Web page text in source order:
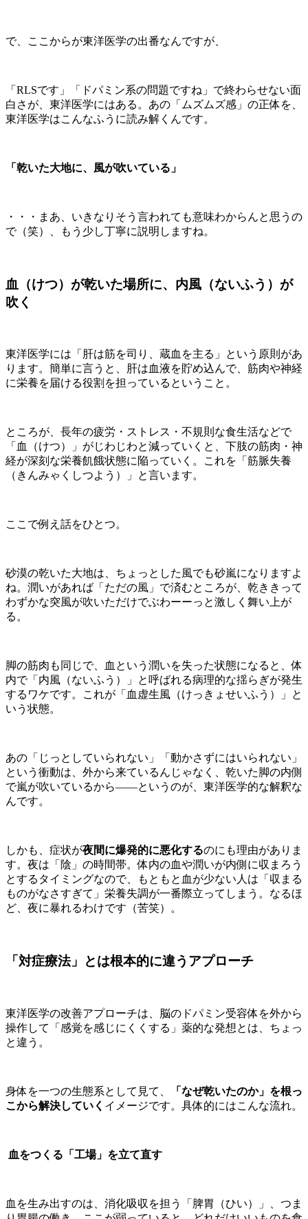
で、ここからが東洋医学の出番なんですが、
「RLSです」「ドパミン系の問題ですね」で終わらせない面
白さが、東洋医学にはある。あの「ムズムズ感」の正体を、
東洋医学はこんなふうに読み解くんです。
「乾いた大地に、風が吹いている」
・・・まあ、いきなりそう言われても意味わからんと思うの
で（笑）、もう少し丁寧に説明しますね。
血（けつ）が乾いた場所に、内風（ないふう）が
吹く
東洋医学には「肝は筋を司り、蔵血を主る」という原則があ
ります。簡単に言うと、肝は血液を貯め込んで、筋肉や神経
に栄養を届ける役割を担っているということ。
ところが、長年の疲労・ストレス・不規則な食生活などで
「血（けつ）」がじわじわと減っていくと、下肢の筋肉・神
経が深刻な栄養飢餓状態に陥っていく。これを「筋脈失養
（きんみゃくしつよう）」と言います。
ここで例え話をひとつ。
砂漠の乾いた大地は、ちょっとした風でも砂嵐になりますよ
ね。潤いがあれば「ただの風」で済むところが、乾ききって
わずかな突風が吹いただけでぶわーーっと激しく舞い上が
る。
脚の筋肉も同じで、血という潤いを失った状態になると、体
内で「内風（ないふう）」と呼ばれる病理的な揺らぎが発生
するワケです。これが「血虚生風（けっきょせいふう）」と
いう状態。
あの「じっとしていられない」「動かさずにはいられない」
という衝動は、外から来ているんじゃなく、乾いた脚の内側
で嵐が吹いているから——というのが、東洋医学的な解釈な
んです。
しかも、症状が夜間に爆発的に悪化するのにも理由がありま
す。夜は「陰」の時間帯。体内の血や潤いが内側に収まろう
とするタイミングなので、もともと血が少ない人は「収まる
ものがなさすぎて」栄養失調が一番際立ってしまう。なるほ
ど、夜に暴れるわけです（苦笑）。
「対症療法」とは根本的に違うアプローチ
東洋医学の改善アプローチは、脳のドパミン受容体を外から
操作して「感覚を感じにくくする」薬的な発想とは、ちょっ
と違う。
身体を一つの生態系として見て、
「なぜ乾いたのか」を根っ
こから解決していく イメージです。具体的にはこんな流れ。
血をつくる「工場」を立て直す
血を生み出すのは、消化吸収を担う「脾胃（ひい）」、つま